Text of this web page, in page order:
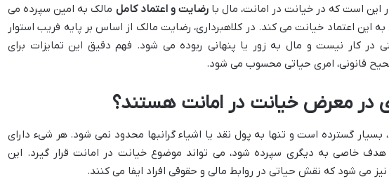
این است که در خیانت در امانت، مال بارضایت و اعتماد کامل مالک به امین سپرده می
این اعتماد خیانت می کند. در کلاهبرداری، رضایت مالک از اساس بر پایه فریب استوار
در کار نیست و مال به زور یا پنهانی ربوده می شود. فهم دقیق این تمایزات برای
قانونی، امری حیاتی محسوب می شود.
در معرض خیانت در امانت هستند؟
بسیار گسترده است و تنها به پول نقد یا اشیاء گرانبها محدود نمی شود. هر شیء دارای
خاصی به دیگری سپرده شود، می تواند موضوع خیانت در امانت قرار گیرد. این
می شود که نقش حیاتی در روابط مالی و حقوقی افراد ایفا می کنند.